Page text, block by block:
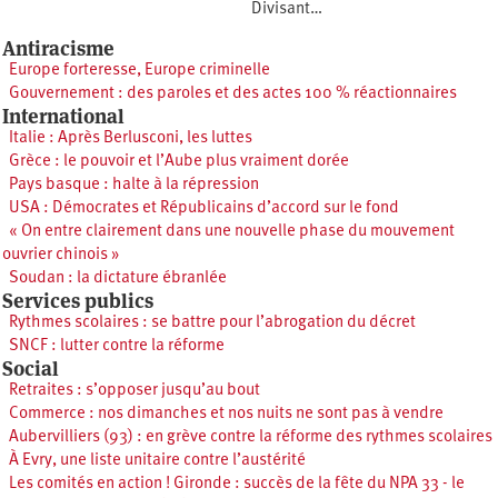
Divisant…
Antiracisme
Europe forteresse, Europe criminelle
Gouvernement : des paroles et des actes 100 % réactionnaires
International
Italie : Après Berlusconi, les luttes
Grèce : le pouvoir et l’Aube plus vraiment dorée
Pays basque : halte à la répression
USA : Démocrates et Républicains d’accord sur le fond
« On entre clairement dans une nouvelle phase du mouvement
ouvrier chinois »
Soudan : la dictature ébranlée
Services publics
Rythmes scolaires : se battre pour l’abrogation du décret
SNCF : lutter contre la réforme
Social
Retraites : s’opposer jusqu’au bout
Commerce : nos dimanches et nos nuits ne sont pas à vendre
Aubervilliers (93) : en grève contre la réforme des rythmes scolaires
À Evry, une liste unitaire contre l’austérité
Les comités en action ! Gironde : succès de la fête du NPA 33 - le